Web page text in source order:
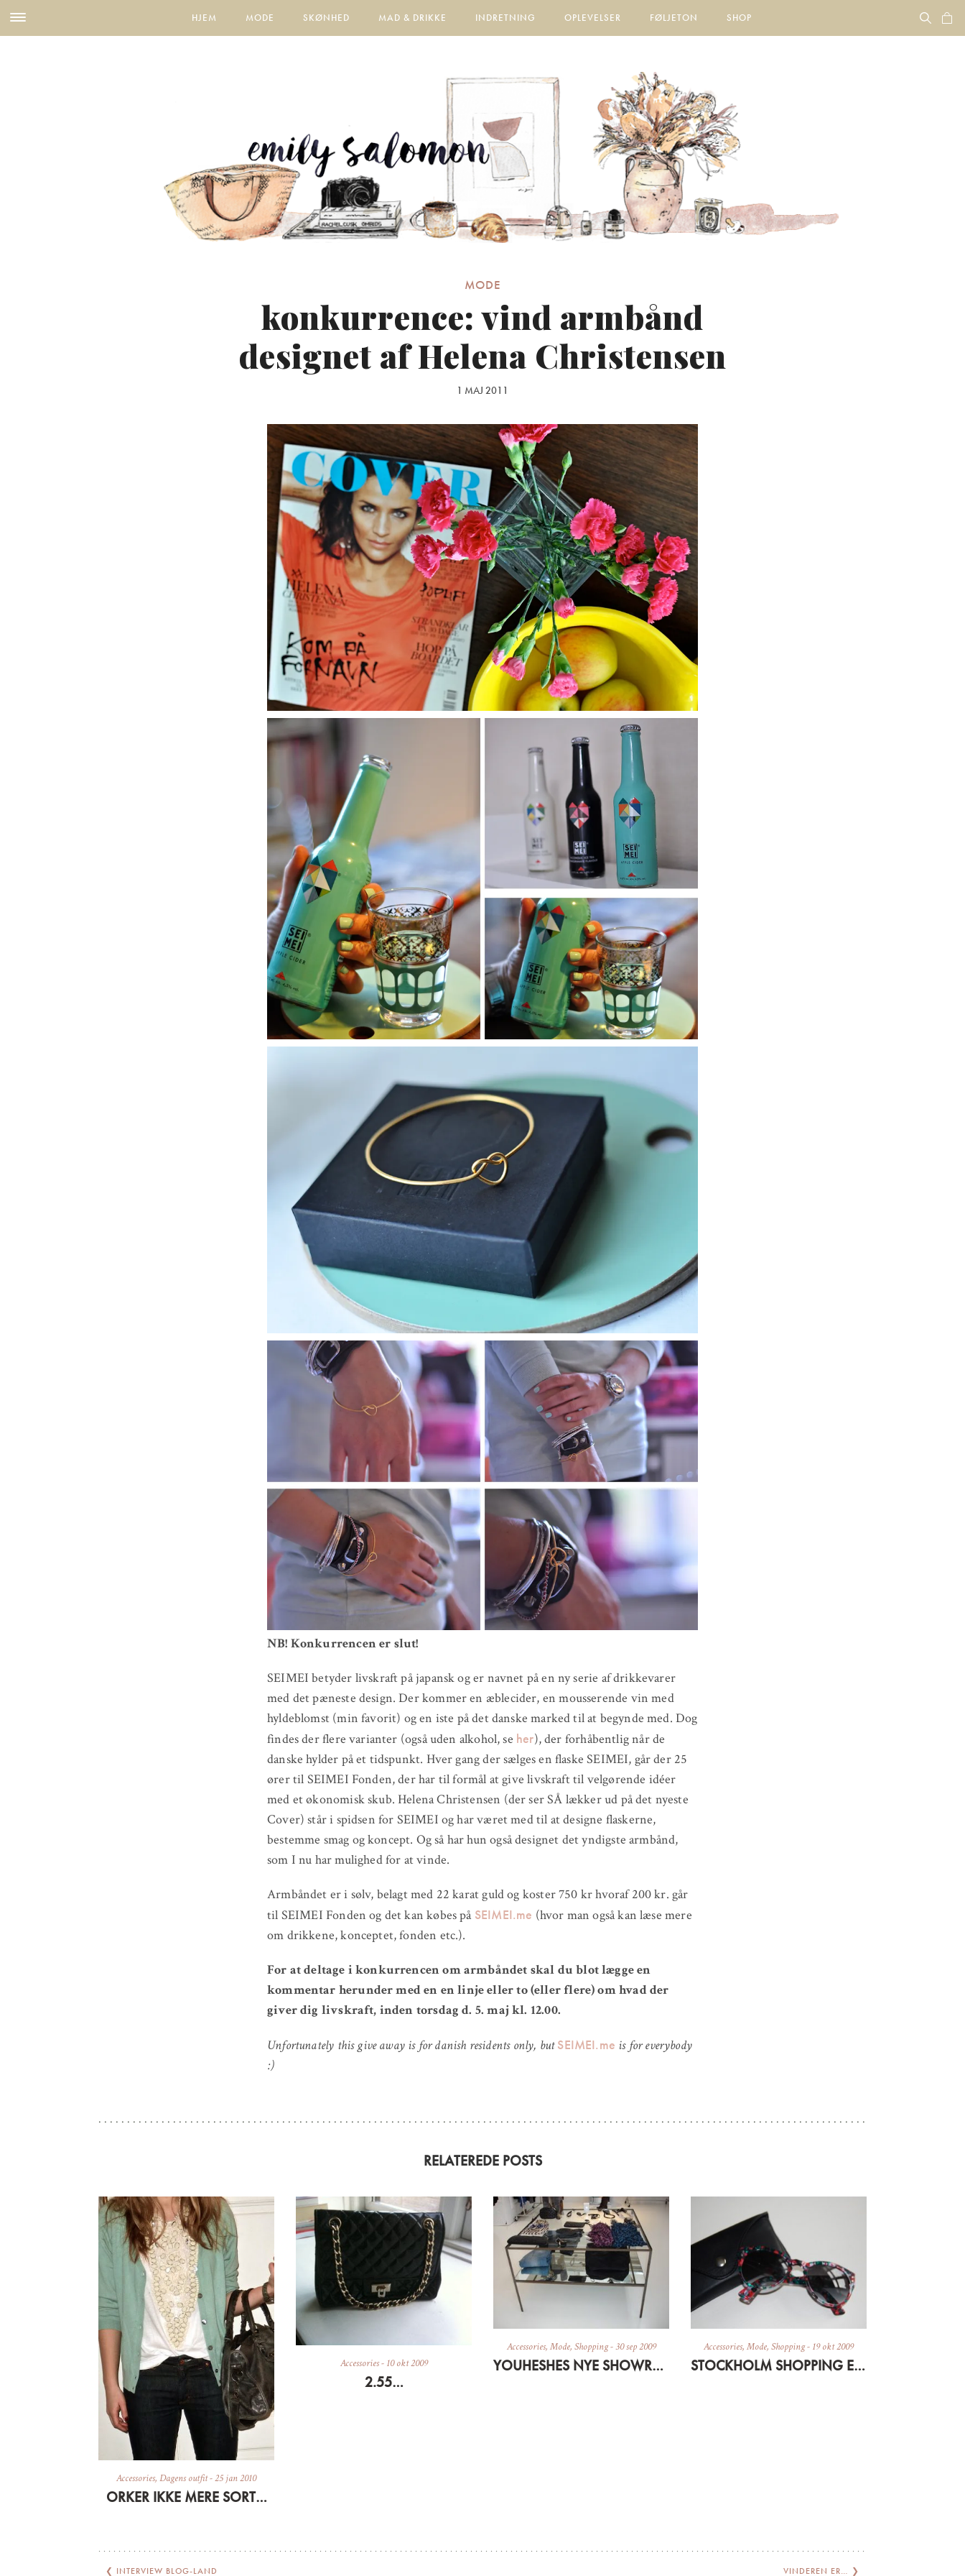
HJEM MODE SKØNHED MAD & DRIKKE INDRETNING OPLEVELSER FØLJETON SHOP
MODE
konkurrence: vind armbånd
designet af Helena Christensen
1 MAJ 2011
NB! Konkurrencen er slut!
SEIMEI betyder livskraft på japansk og er navnet på en ny serie af drikkevarer
med det pæneste design. Der kommer en æblecider, en mousserende vin med
hyldeblomst (min favorit) og en iste på det danske marked til at begynde med. Dog
findes der flere varianter (også uden alkohol, se her), der forhåbentlig når de
danske hylder på et tidspunkt. Hver gang der sælges en flaske SEIMEI, går der 25
ører til SEIMEI Fonden, der har til formål at give livskraft til velgørende idéer
med et økonomisk skub. Helena Christensen (der ser SÅ lækker ud på det nyeste
Cover) står i spidsen for SEIMEI og har været med til at designe flaskerne,
bestemme smag og koncept. Og så har hun også designet det yndigste armbånd,
som I nu har mulighed for at vinde.
Armbåndet er i sølv, belagt med 22 karat guld og koster 750 kr hvoraf 200 kr. går
til SEIMEI Fonden og det kan købes på SEIMEI.me (hvor man også kan læse mere
om drikkene, konceptet, fonden etc.).
For at deltage i konkurrencen om armbåndet skal du blot lægge en
kommentar herunder med en en linje eller to (eller flere) om hvad der
giver dig livskraft, inden torsdag d. 5. maj kl. 12.00.
Unfortunately this give away is for danish residents only, butSEIMEI.me is for everybody
:)
RELATEREDE POSTS
Accessories, Dagens outfit-25 jan 2010
ORKER IKKE MERE SORT…
Accessories- 10 okt 2009
2.55…
Accessories, Mode, Shopping-30 sep 2009
YOUHESHES NYE SHOWROOM
Accessories, Mode, Shopping- 19 okt 2009
STOCKHOLM SHOPPING ENCORE
❮ INTERVIEW BLOG-LAND VINDEREN ER… ❯